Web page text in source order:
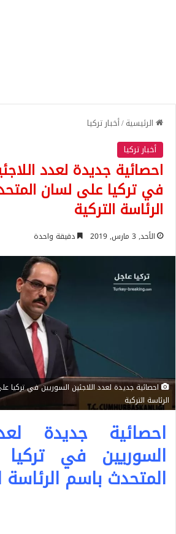
الرئيسية/أخبار تركيا
أخبار تركيا
احصائية جديدة لعدد
في تركيا على لسان
الرئاسة التركية
الأحد, 3 مارس, 2019 دقيقة واحدة
احصائية جديدة لعدد اللاجئين السوريين في تركيا
الرئاسة التركية
احصائية جديدة
السوريين في
المتحدث باسم الرئاسة